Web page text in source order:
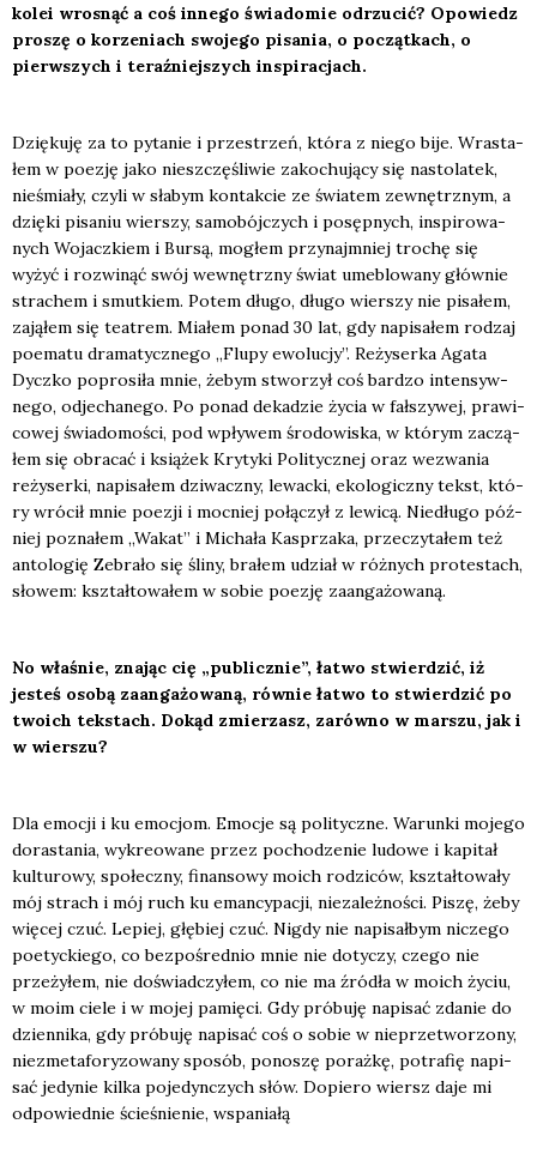
kolei wro­snąć a coś inne­go świa­do­mie odrzu­cić? Opo­wiedz
pro­szę o korze­niach swo­je­go pisa­nia, o począt­kach, o
pierw­szych i teraź­niej­szych inspi­ra­cjach.
Dzię­ku­ję za to pyta­nie i prze­strzeń, któ­ra z nie­go bije. Wra­sta­
łem w poezję jako nie­szczę­śli­wie zako­chu­ją­cy się nasto­la­tek,
nie­śmia­ły, czy­li w sła­bym kon­tak­cie ze świa­tem zewnętrz­nym, a
dzię­ki pisa­niu wier­szy, samo­bój­czych i posęp­nych, inspi­ro­wa­
nych Wojacz­kiem i Bur­są, mogłem przy­naj­mniej tro­chę się
wyżyć i roz­wi­nąć swój wewnętrz­ny świat ume­blo­wa­ny głów­nie
stra­chem i smut­kiem. Potem dłu­go, dłu­go wier­szy nie pisa­łem,
zają­łem się teatrem. Mia­łem ponad 30 lat, gdy napi­sa­łem rodzaj
poema­tu dra­ma­tycz­ne­go „Flu­py ewo­lu­cjy”. Reży­ser­ka Aga­ta
Dycz­ko popro­si­ła mnie, żebym stwo­rzył coś bar­dzo inten­syw­
ne­go, odje­cha­ne­go. Po ponad deka­dzie życia w fał­szy­wej, pra­wi­
co­wej świa­do­mo­ści, pod wpły­wem śro­do­wi­ska, w któ­rym zaczą­
łem się obra­cać i ksią­żek Kry­ty­ki Poli­tycz­nej oraz wezwa­nia
reży­ser­ki, napi­sa­łem dzi­wacz­ny, lewac­ki, eko­lo­gicz­ny tekst, któ­
ry wró­cił mnie poezji i moc­niej połą­czył z lewi­cą. Nie­dłu­go póź­
niej pozna­łem „Wakat” i Micha­ła Kasprza­ka, prze­czy­ta­łem też
anto­lo­gię Zebra­ło się śli­ny, bra­łem udział w róż­nych pro­te­stach,
sło­wem: kształ­to­wa­łem w sobie poezję zaan­ga­żo­wa­ną.
No wła­śnie, zna­jąc cię „publicz­nie”, łatwo stwier­dzić, iż
jesteś oso­bą zaan­ga­żo­wa­ną, rów­nie łatwo to stwier­dzić po
two­ich tek­stach. Dokąd zmie­rzasz, zarów­no w mar­szu, jak i
w wier­szu?
Dla emo­cji i ku emo­cjom. Emo­cje są poli­tycz­ne. Warun­ki moje­go
dora­sta­nia, wykre­owa­ne przez pocho­dze­nie ludo­we i kapi­tał
kul­tu­ro­wy, spo­łecz­ny, finan­so­wy moich rodzi­ców, kształ­to­wa­ły
mój strach i mój ruch ku eman­cy­pa­cji, nie­za­leż­no­ści. Piszę, żeby
wię­cej czuć. Lepiej, głę­biej czuć. Nigdy nie napi­sał­bym nicze­go
poetyc­kie­go, co bez­po­śred­nio mnie nie doty­czy, cze­go nie
prze­ży­łem, nie doświad­czy­łem, co nie ma źró­dła w moich życiu,
w moim cie­le i w mojej pamię­ci. Gdy pró­bu­ję napi­sać zda­nie do
dzien­ni­ka, gdy pró­bu­ję napi­sać coś o sobie w nie­prze­two­rzo­ny,
nie­zme­ta­fo­ry­zo­wa­ny spo­sób, pono­szę poraż­kę, potra­fię napi­
sać jedy­nie kil­ka poje­dyn­czych słów. Dopie­ro wiersz daje mi
odpo­wied­nie ście­śnie­nie, wspa­nia­łą